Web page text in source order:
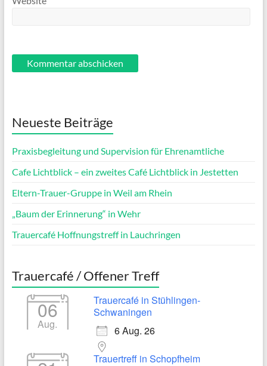
Neueste Beiträge
Praxisbegleitung und Supervision für Ehrenamtliche
Cafe Lichtblick – ein zweites Café Lichtblick in Jestetten
Eltern-Trauer-Gruppe in Weil am Rhein
„Baum der Erinnerung“ in Wehr
Trauercafé Hoffnungstreff in Lauchringen
Trauercafé / Offener Treff
06
Aug.
Trauercafé in Stühlingen-
Schwaningen
6 Aug. 26
Trauertreff in Schopfheim